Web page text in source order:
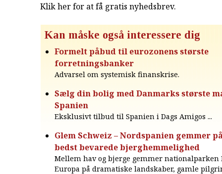
Klik her for at få gratis nyhedsbrev.
Kan måske også interessere dig
Formelt påbud til eurozonens største
forretningsbanker
Advarsel om systemisk finanskrise.
Sælg din bolig med Danmarks største
Spanien
Eksklusivt tilbud til Spanien i Dags Amigos ...
Glem Schweiz – Nordspanien gemmer
bedst bevarede bjerghemmelighed
Mellem hav og bjerge gemmer nationalparken
Europa på dramatiske landskaber, gamle